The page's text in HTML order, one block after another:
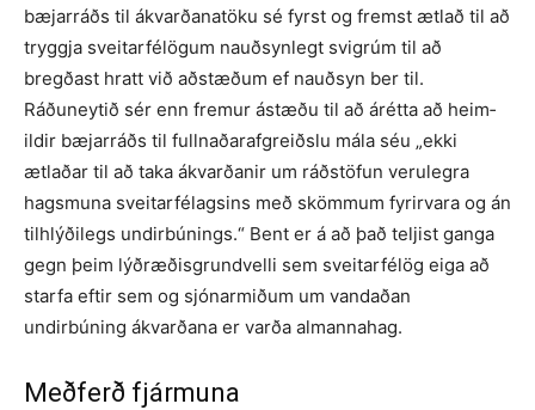
bæjarráðs til ákvarðanatöku sé fyrst og fremst ætlað til að
tryggja sveitarfélögum nauðsynlegt svigrúm til að
bregðast hratt við aðs­tæðum ef nauðsyn ber til.
Ráðuneytið sér enn fremur ástæðu til að árétta að heim­
ildir bæjarráðs til fullnaðarafgreiðslu mála séu „ekki
ætlaðar til að taka ákvarð­anir um ráðstöfun verulegra
hagsmuna sveitarfélagsins með skömmum fyrirvara og án
tilhlýðilegs undirbúnings.“ Bent er á að það teljist ganga
gegn þeim lýð­ræðisgrundvelli sem sveitarfélög eiga að
starfa eftir sem og sjónarmiðum um vand­aðan
undirbúning ákvarðana er varða almannahag.
Meðferð fjármuna